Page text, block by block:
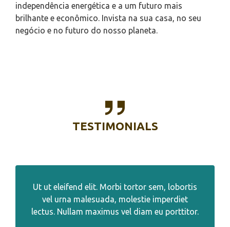
independência energética e a um futuro mais
brilhante e econômico. Invista na sua casa, no seu
negócio e no futuro do nosso planeta.
TESTIMONIALS
Ut ut eleifend elit. Morbi tortor sem, lobortis
vel urna malesuada, molestie imperdiet
lectus. Nullam maximus vel diam eu porttitor.